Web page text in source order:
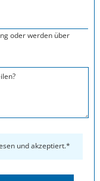
oder werden über
und akzeptiert.*